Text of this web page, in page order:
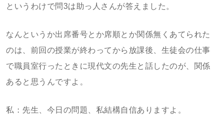
というわけで問3は助っ人さんが答えました。
なんというか出席番号とか席順とか関係無くあてられた
のは、前回の授業が終わってから放課後、生徒会の仕事
で職員室行ったときに現代文の先生と話したのが、関係
あると思うんですよ。
私：先生、今日の問題、私結構自信ありますよ。